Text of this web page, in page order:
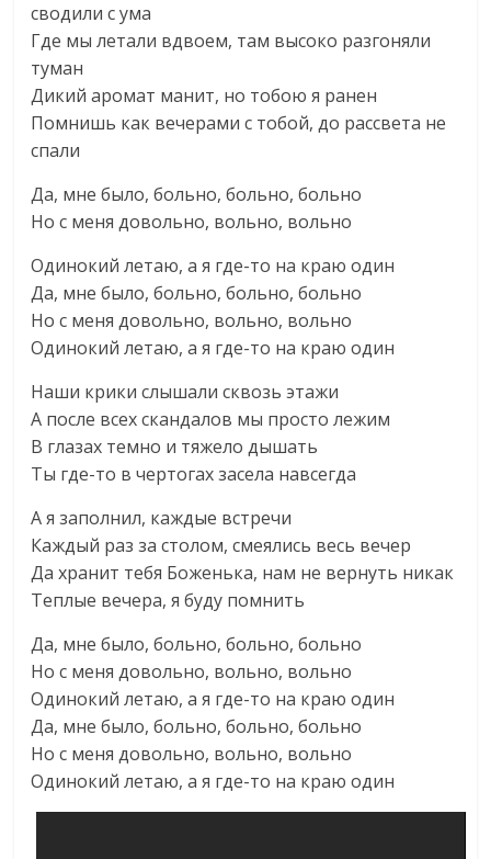
сводили с ума
Где мы летали вдвоем, там высоко разгоняли
туман
Дикий аромат манит, но тобою я ранен
Помнишь как вечерами с тобой, до рассвета не
спали
Да, мне было, больно, больно, больно
Но с меня довольно, вольно, вольно
Одинокий летаю, а я где-то на краю один
Да, мне было, больно, больно, больно
Но с меня довольно, вольно, вольно
Одинокий летаю, а я где-то на краю один
Наши крики слышали сквозь этажи
А после всех скандалов мы просто лежим
В глазах темно и тяжело дышать
Ты где-то в чертогах засела навсегда
А я заполнил, каждые встречи
Каждый раз за столом, смеялись весь вечер
Да хранит тебя Боженька, нам не вернуть никак
Теплые вечера, я буду помнить
Да, мне было, больно, больно, больно
Но с меня довольно, вольно, вольно
Одинокий летаю, а я где-то на краю один
Да, мне было, больно, больно, больно
Но с меня довольно, вольно, вольно
Одинокий летаю, а я где-то на краю один